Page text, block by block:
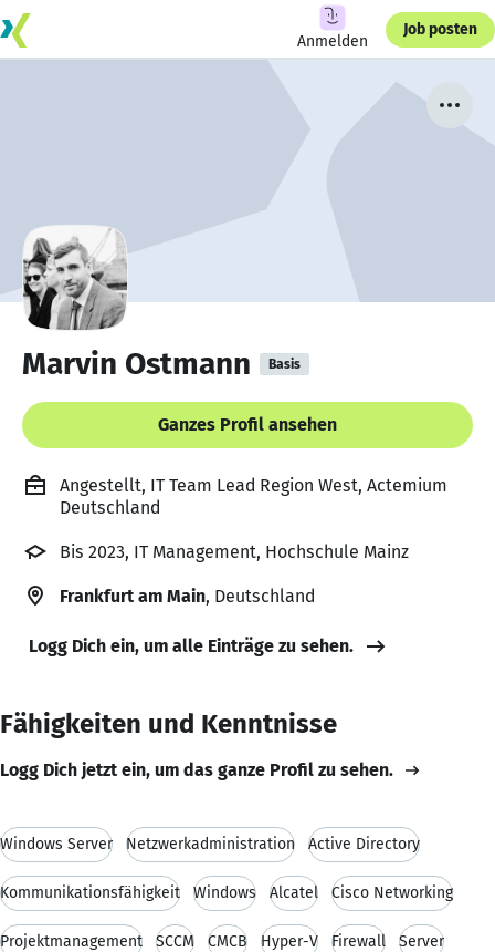
Anmelden
Job posten
Marvin Ostmann Basis
Ganzes Profil ansehen
Angestellt, IT Team Lead Region West, Actemium
Deutschland
Bis 2023, IT Management, Hochschule Mainz
Frankfurt am Main, Deutschland
Logg Dich ein, um alle Einträge zu sehen.
Fähigkeiten und Kenntnisse
Logg Dich jetzt ein, um das ganze Profil zu sehen.
Windows Server Netzwerkadministration Active Directory
Kommunikationsfähigkeit Windows Alcatel Cisco Networking
Projektmanagement SCCM CMCB Hyper-V Firewall Server